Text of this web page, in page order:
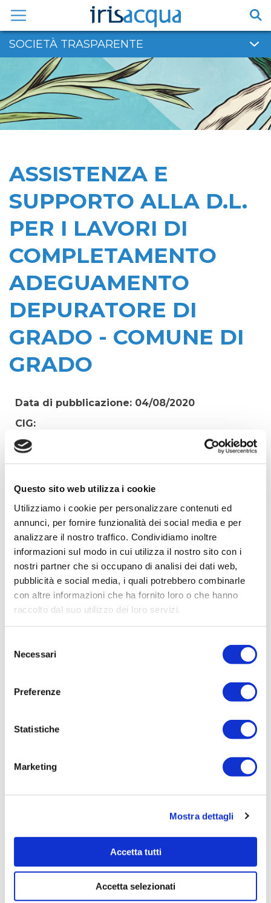
Questo sito web utilizza i cookie
Utilizziamo i cookie per personalizzare contenuti ed
annunci, per fornire funzionalità dei social media e per
analizzare il nostro traffico. Condividiamo inoltre
informazioni sul modo in cui utilizza il nostro sito con i
nostri partner che si occupano di analisi dei dati web,
pubblicità e social media, i quali potrebbero combinarle
con altre informazioni che ha fornito loro o che hanno
raccolto dal suo utilizzo dei loro servizi.
delNecessari
Preferenze
Statistiche
Marketing
Mostra dettagli
Accetta tutti
Accetta selezionati
contenuto
SOCIETÀ TRASPARENTE
ASSISTENZA E
SUPPORTO ALLA D.L.
PER I LAVORI DI
COMPLETAMENTO
ADEGUAMENTO
DEPURATORE DI
GRADO - COMUNE DI
GRADO
Data di pubblicazione: 04/08/2020
CIG:
Z8717CB2B4
Tecnico
Oggetto:
ASSISTENZA E SUPPORTO ALLA D.L. PER I
LAVORI DI COMPLETAMENTO ADEGUAMENTO
DEPURATORE DI GRADO - COMUNE DI GRADO
Elenco operatori invitati:
Codice Fiscale:
Procedura di scelta:
Affidamento ai sensi del Regolamento Generale
Aziendale per Lavori Servizi e Forniture (art.238,
comma 7 d.lgs. 163/2006)
STUDIO TECNICO TREVISAN - cod. fisc.
Importo Aggiudicazione:
Tempi di completamento:
Importo Liquidato: